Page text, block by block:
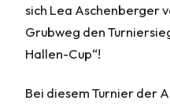
sich Lea Aschenberger
Grubweg den
Hallen-Cup“!
Bei diesem Turnier der